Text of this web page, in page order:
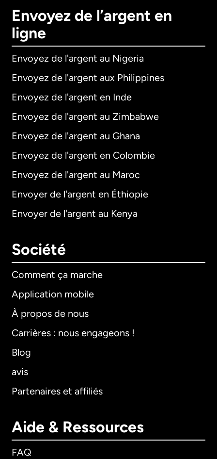
Envoyez de l’argent en
ligne
Envoyez de l'argent au Nigeria
Envoyez de l'argent aux Philippines
Envoyez de l'argent en Inde
Envoyez de l'argent au Zimbabwe
Envoyez de l'argent au Ghana
Envoyez de l'argent en Colombie
Envoyez de l'argent au Maroc
Envoyer de l'argent en Éthiopie
Envoyer de l'argent au Kenya
Société
Comment ça marche
Application mobile
À propos de nous
Carrières : nous engageons !
Blog
avis
Partenaires et affiliés
Aide & Ressources
FAQ